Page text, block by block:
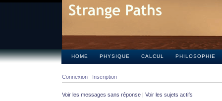
HOME PHYSIQUE CALCUL PHILOSOPHIE
Connexion Inscription
Voir les messages sans réponse | Voir les sujets actifs